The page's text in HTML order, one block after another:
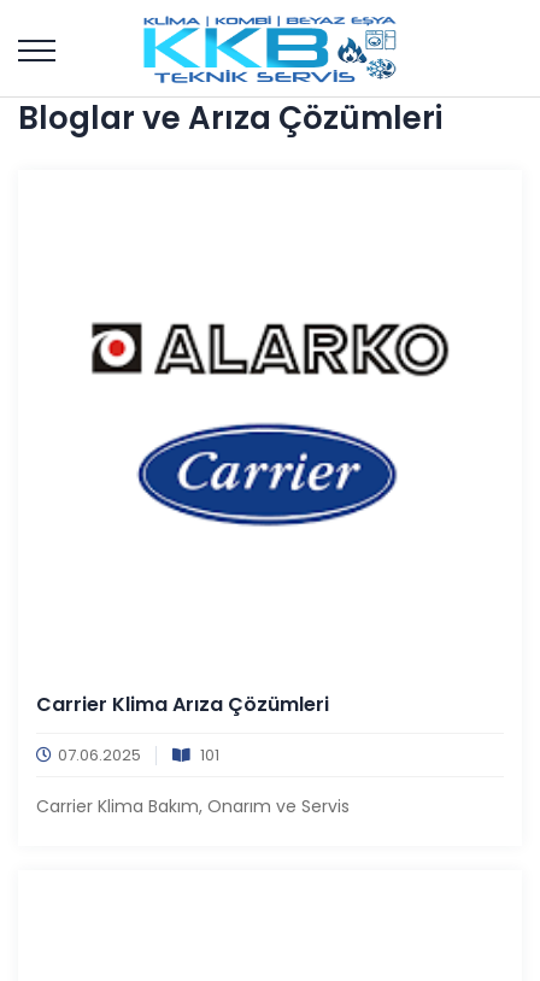
Bloglar ve Arıza Çözümleri
Carrier Klima Arıza Çözümleri
07.06.2025 101
Carrier Klima Bakım, Onarım ve Servis